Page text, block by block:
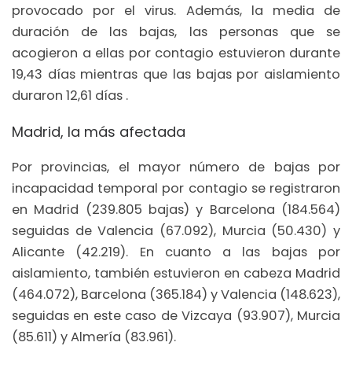
provocado por el virus. Además, la media de
duración de las bajas, las personas que se
acogieron a ellas por contagio estuvieron durante
19,43 días mientras que las bajas por aislamiento
duraron 12,61 días .
Madrid, la más afectada
Por provincias, el mayor número de bajas por
incapacidad temporal por contagio se registraron
en Madrid (239.805 bajas) y Barcelona (184.564)
seguidas de Valencia (67.092), Murcia (50.430) y
Alicante (42.219). En cuanto a las bajas por
aislamiento, también estuvieron en cabeza Madrid
(464.072), Barcelona (365.184) y Valencia (148.623),
seguidas en este caso de Vizcaya (93.907), Murcia
(85.611) y Almería (83.961).